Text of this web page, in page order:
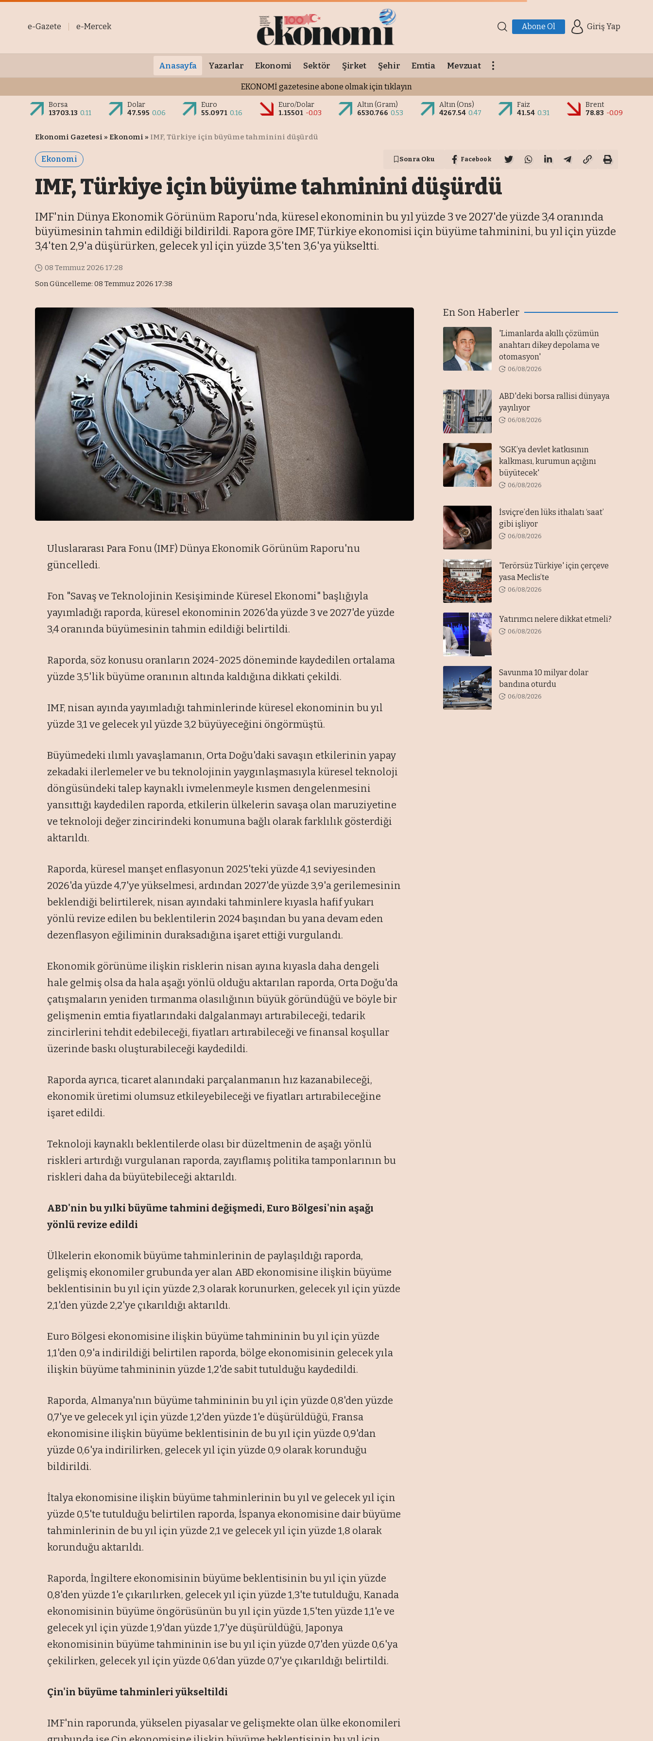
e-Gazete e-Mercek Abone Ol Giriş Yap
Anasayfa Yazarlar Ekonomi Sektör Şirket Şehir Emtia Mevzuat
EKONOMİ gazetesine abone olmak için tıklayın
Borsa
13703.13 0.11
Dolar
47.595 0.06
Euro
55.0971 0.16
Euro/Dolar
1.15501 -0.03
Altın (Gram)
6530.766 0.53
Altın (Ons)
4267.54 0.47
Faiz
41.54 0.31
Brent
78.83 -0.09
Ekonomi Gazetesi » Ekonomi » IMF, Türkiye için büyüme tahminini düşürdü
Ekonomi Sonra Oku Facebook
IMF, Türkiye için büyüme tahminini düşürdü
IMF'nin Dünya Ekonomik Görünüm Raporu'nda, küresel ekonominin bu yıl yüzde 3 ve 2027'de yüzde 3,4 oranında
büyümesinin tahmin edildiği bildirildi. Rapora göre IMF, Türkiye ekonomisi için büyüme tahminini, bu yıl için yüzde
3,4'ten 2,9'a düşürürken, gelecek yıl için yüzde 3,5'ten 3,6'ya yükseltti.
Son Güncelleme: 08 Temmuz 2026 17:38
08 Temmuz 2026 17:28
Uluslararası Para Fonu (IMF) Dünya Ekonomik Görünüm Raporu'nu
güncelledi.
Fon "Savaş ve Teknolojinin Kesişiminde Küresel Ekonomi" başlığıyla
yayımladığı raporda, küresel ekonominin 2026'da yüzde 3 ve 2027'de yüzde
3,4 oranında büyümesinin tahmin edildiği belirtildi.
Raporda, söz konusu oranların 2024-2025 döneminde kaydedilen ortalama
yüzde 3,5'lik büyüme oranının altında kaldığına dikkati çekildi.
IMF, nisan ayında yayımladığı tahminlerinde küresel ekonominin bu yıl
yüzde 3,1 ve gelecek yıl yüzde 3,2 büyüyeceğini öngörmüştü.
Büyümedeki ılımlı yavaşlamanın, Orta Doğu'daki savaşın etkilerinin yapay
zekadaki ilerlemeler ve bu teknolojinin yaygınlaşmasıyla küresel teknoloji
döngüsündeki talep kaynaklı ivmelenmeyle kısmen dengelenmesini
yansıttığı kaydedilen raporda, etkilerin ülkelerin savaşa olan maruziyetine
ve teknoloji değer zincirindeki konumuna bağlı olarak farklılık gösterdiği
aktarıldı.
Raporda, küresel manşet enflasyonun 2025'teki yüzde 4,1 seviyesinden
2026'da yüzde 4,7'ye yükselmesi, ardından 2027'de yüzde 3,9'a gerilemesinin
beklendiği belirtilerek, nisan ayındaki tahminlere kıyasla hafif yukarı
yönlü revize edilen bu beklentilerin 2024 başından bu yana devam eden
dezenflasyon eğiliminin duraksadığına işaret ettiği vurgulandı.
Ekonomik görünüme ilişkin risklerin nisan ayına kıyasla daha dengeli
hale gelmiş olsa da hala aşağı yönlü olduğu aktarılan raporda, Orta Doğu'da
çatışmaların yeniden tırmanma olasılığının büyük göründüğü ve böyle bir
gelişmenin emtia fiyatlarındaki dalgalanmayı artırabileceği, tedarik
zincirlerini tehdit edebileceği, fiyatları artırabileceği ve finansal koşullar
üzerinde baskı oluşturabileceği kaydedildi.
Raporda ayrıca, ticaret alanındaki parçalanmanın hız kazanabileceği,
ekonomik üretimi olumsuz etkileyebileceği ve fiyatları artırabileceğine
işaret edildi.
Teknoloji kaynaklı beklentilerde olası bir düzeltmenin de aşağı yönlü
riskleri artırdığı vurgulanan raporda, zayıflamış politika tamponlarının bu
riskleri daha da büyütebileceği aktarıldı.
ABD'nin bu yılki büyüme tahmini değişmedi, Euro Bölgesi'nin aşağı
yönlü revize edildi
Ülkelerin ekonomik büyüme tahminlerinin de paylaşıldığı raporda,
gelişmiş ekonomiler grubunda yer alan ABD ekonomisine ilişkin büyüme
beklentisinin bu yıl için yüzde 2,3 olarak korunurken, gelecek yıl için yüzde
2,1'den yüzde 2,2'ye çıkarıldığı aktarıldı.
Euro Bölgesi ekonomisine ilişkin büyüme tahmininin bu yıl için yüzde
1,1'den 0,9'a indirildiği belirtilen raporda, bölge ekonomisinin gelecek yıla
ilişkin büyüme tahmininin yüzde 1,2'de sabit tutulduğu kaydedildi.
Raporda, Almanya'nın büyüme tahmininin bu yıl için yüzde 0,8'den yüzde
0,7'ye ve gelecek yıl için yüzde 1,2'den yüzde 1'e düşürüldüğü, Fransa
ekonomisine ilişkin büyüme beklentisinin de bu yıl için yüzde 0,9'dan
yüzde 0,6'ya indirilirken, gelecek yıl için yüzde 0,9 olarak korunduğu
bildirildi.
İtalya ekonomisine ilişkin büyüme tahminlerinin bu yıl ve gelecek yıl için
yüzde 0,5'te tutulduğu belirtilen raporda, İspanya ekonomisine dair büyüme
tahminlerinin de bu yıl için yüzde 2,1 ve gelecek yıl için yüzde 1,8 olarak
korunduğu aktarıldı.
Raporda, İngiltere ekonomisinin büyüme beklentisinin bu yıl için yüzde
0,8'den yüzde 1'e çıkarılırken, gelecek yıl için yüzde 1,3'te tutulduğu, Kanada
ekonomisinin büyüme öngörüsünün bu yıl için yüzde 1,5'ten yüzde 1,1'e ve
gelecek yıl için yüzde 1,9'dan yüzde 1,7'ye düşürüldüğü, Japonya
ekonomisinin büyüme tahmininin ise bu yıl için yüzde 0,7'den yüzde 0,6'ya
çekilirken, gelecek yıl için yüzde 0,6'dan yüzde 0,7'ye çıkarıldığı belirtildi.
Çin'in büyüme tahminleri yükseltildi
IMF'nin raporunda, yükselen piyasalar ve gelişmekte olan ülke ekonomileri
En Son Haberler
'Limanlarda akıllı çözümün
anahtarı dikey depolama ve
otomasyon'
06/08/2026
ABD'deki borsa rallisi dünyaya
yayılıyor
06/08/2026
'SGK’ya devlet katkısının
kalkması, kurumun açığını
büyütecek'
06/08/2026
İsviçre’den lüks ithalatı ‘saat’
gibi işliyor
06/08/2026
'Terörsüz Türkiye' için çerçeve
yasa Meclis’te
06/08/2026
Yatırımcı nelere dikkat etmeli?
06/08/2026
Savunma 10 milyar dolar
bandına oturdu
06/08/2026